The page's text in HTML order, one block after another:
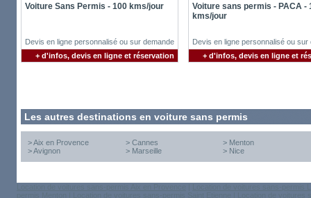
Voiture Sans Permis - 100 kms/jour
Devis en ligne personnalisé ou sur demande
+ d'infos, devis en ligne et réservation
Voiture sans permis - PACA -
kms/jour
Devis en ligne personnalisé ou sur
+ d'infos, devis en ligne et
Les autres destinations en voiture sans permis
>Aix en Provence
>Avignon
> Cannes
> Marseille
> Menton
> Nice